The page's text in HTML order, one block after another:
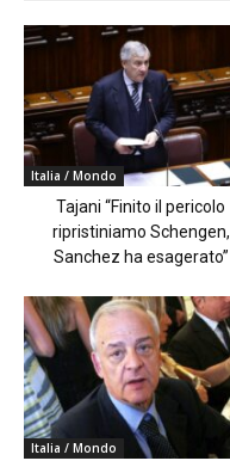
Italia / Mondo
Tajani “Finito il pericolo
ripristiniamo Schengen,
Sanchez ha esagerato”
Italia / Mondo